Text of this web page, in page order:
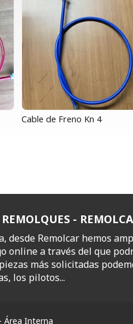
Cable de Freno Kn 4
-
desde Remolcar hemos
online a través del que
más solicitadas
los pilotos...
- Área Interna